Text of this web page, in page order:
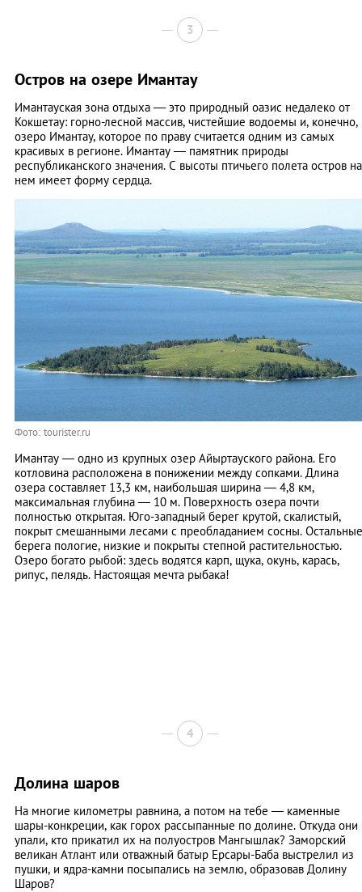
3
Остров на озере Имантау
Имантауская зона отдыха — это природный оазис недалеко от
Кокшетау: горно-лесной массив, чистейшие водоемы и, конечно,
озеро Имантау, которое по праву считается одним из самых
красивых в регионе. Имантау — памятник природы
республиканского значения. С высоты птичьего полета остров на
нем имеет форму сердца.
Фото: tourister.ru
Имантау — одно из крупных озер Айыртауского района. Его
котловина расположена в понижении между сопками. Длина
озера составляет 13,3 км, наибольшая ширина — 4,8 км,
максимальная глубина — 10 м. Поверхность озера почти
полностью открытая. Юго-западный берег крутой, скалистый,
покрыт смешанными лесами с преобладанием сосны. Остальные
берега пологие, низкие и покрыты степной растительностью.
Озеро богато рыбой: здесь водятся карп, щука, окунь, карась,
рипус, пелядь. Настоящая мечта рыбака!
4
Долина шаров
На многие километры равнина, а потом на тебе — каменные
шары-конкреции, как горох рассыпанные по долине. Откуда они
упали, кто прикатил их на полуостров Мангышлак? Заморский
великан Атлант или отважный батыр Ерсары-Баба выстрелил из
пушки, и ядра-камни посыпались на землю, образовав Долину
Шаров?